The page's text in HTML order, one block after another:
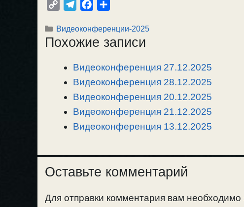
p
y
l
e
r
a
m
c
e
o
o
k
п
р
в
и
т
Рубрики
Видеоконференции-2025
Похожие записи
Видеоконференция 27.12.2025
Видеоконференция 28.12.2025
Видеоконференция 20.12.2025
Видеоконференция 21.12.2025
Видеоконференция 13.12.2025
Оставьте комментарий
Для отправки комментария вам необходимо